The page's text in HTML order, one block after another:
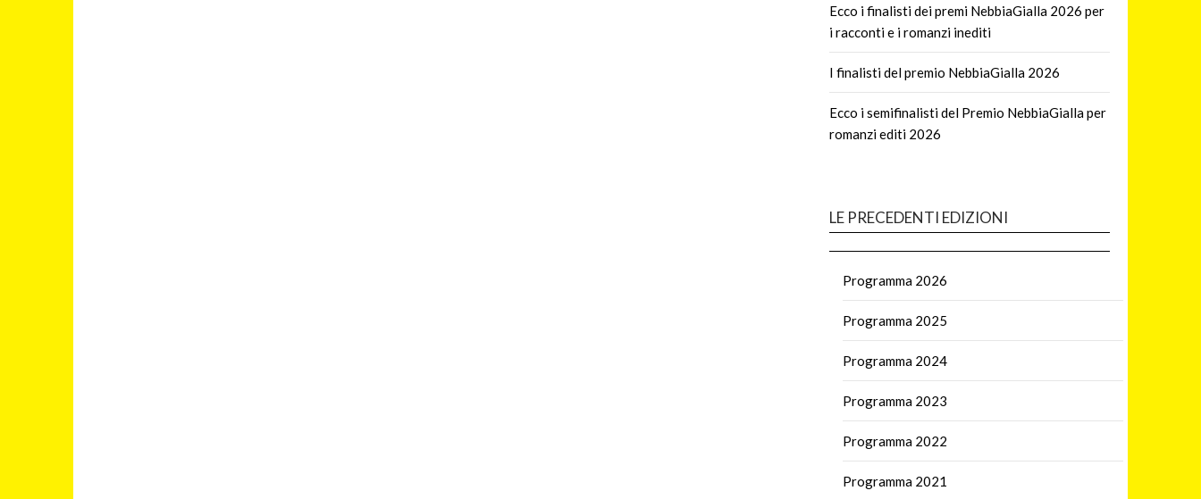
Ecco i finalisti dei premi NebbiaGialla 2026 per
i racconti e i romanzi inediti
I finalisti del premio NebbiaGialla 2026
Ecco i semifinalisti del Premio NebbiaGialla per
romanzi editi 2026
LE PRECEDENTI EDIZIONI
Programma 2026
Programma 2025
Programma 2024
Programma 2023
Programma 2022
Programma 2021